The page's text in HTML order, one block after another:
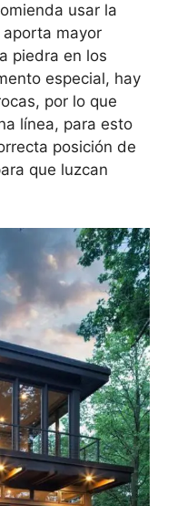
usar la
mayor
piedra en los
especial, hay
por lo que
línea, para esto
posición de
que luzcan